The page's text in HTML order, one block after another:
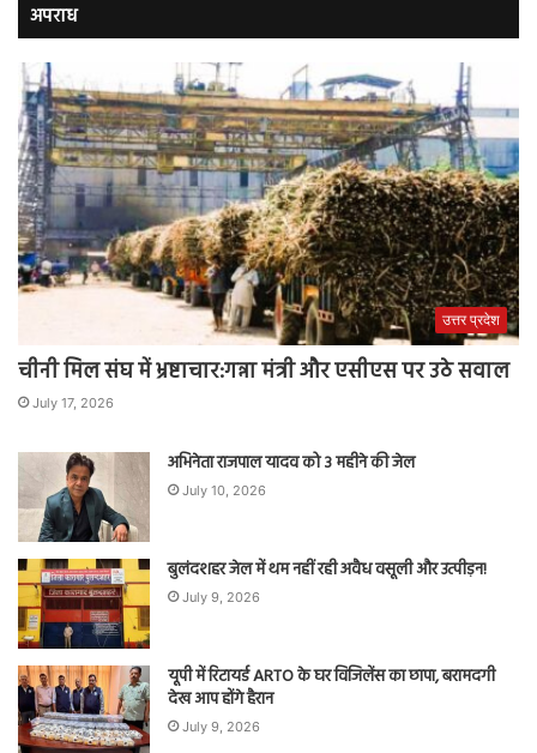
अपराध
उत्तर प्रदेश
चीनी मिल संघ में भ्रष्टाचार:गन्ना मंत्री और एसीएस पर उठे सवाल
July 17, 2026
अभिनेता राजपाल यादव को 3 महीने की जेल
July 10, 2026
बुलंदशहर जेल में थम नहीं रही अवैध वसूली और उत्पीड़न!
July 9, 2026
यूपी में रिटायर्ड ARTO के घर विजिलेंस का छापा, बरामदगी
देख आप होंगे हैरान
July 9, 2026